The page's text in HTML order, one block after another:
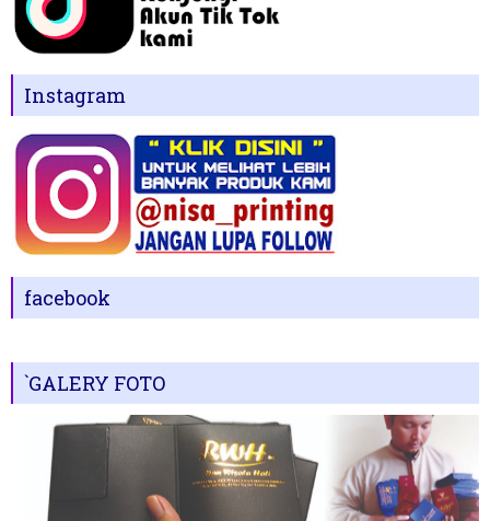
Instagram
facebook
`GALERY FOTO